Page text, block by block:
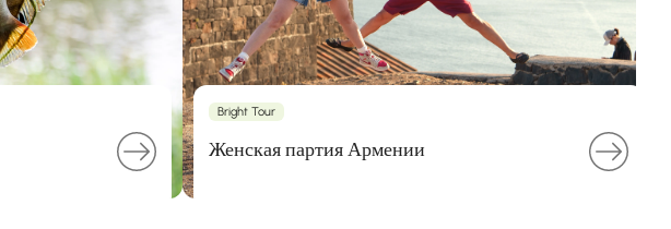
Bright Tour
Женская партия Армении